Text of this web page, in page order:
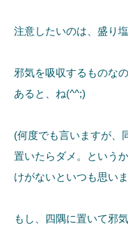
注意したいのは、盛り
邪気を吸収するものな
あると、ね(^^;)
(何度でも言いますが、
置いたらダメ。という
けがないといつも思い
もし、四隅に置いて邪